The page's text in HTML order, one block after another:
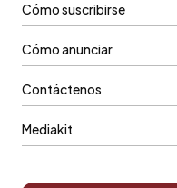
Cómo suscribirse
Cómo anunciar
Contáctenos
Mediakit